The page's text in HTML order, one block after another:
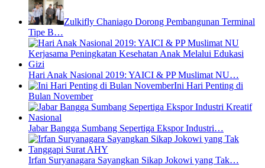
Zulkifly Chaniago Dorong Pembangunan Terminal
Tipe B…
Hari Anak Nasional 2019: YAICI & PP Muslimat NU…
Ini Hari Penting di
Bulan November
Jabar Bangga Sumbang Sepertiga Ekspor Industri…
Irfan Suryanagara Sayangkan Sikap Jokowi yang Tak…